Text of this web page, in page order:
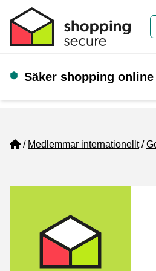
Säker shopping online
Home
Medlemmar internationellt